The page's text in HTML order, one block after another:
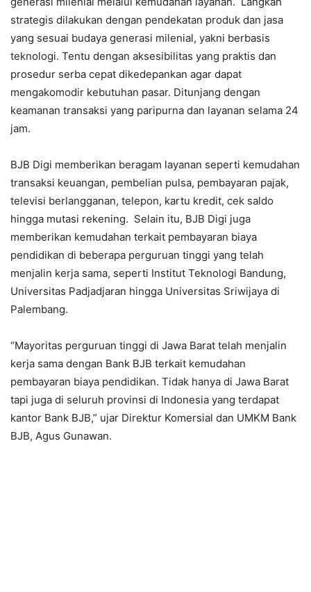
strategis dilakukan dengan pendekatan produk dan jasa
yang sesuai budaya generasi milenial, yakni berbasis
teknologi. Tentu dengan aksesibilitas yang praktis dan
prosedur serba cepat dikedepankan agar dapat
mengakomodir kebutuhan pasar. Ditunjang dengan
keamanan transaksi yang paripurna dan layanan selama 24
jam.
BJB Digi memberikan beragam layanan seperti kemudahan
transaksi keuangan, pembelian pulsa, pembayaran pajak,
televisi berlangganan, telepon, kartu kredit, cek saldo
hingga mutasi rekening. Selain itu, BJB Digi juga
memberikan kemudahan terkait pembayaran biaya
pendidikan di beberapa perguruan tinggi yang telah
menjalin kerja sama, seperti Institut Teknologi Bandung,
Universitas Padjadjaran hingga Universitas Sriwijaya di
Palembang.
“Mayoritas perguruan tinggi di Jawa Barat telah menjalin
kerja sama dengan Bank BJB terkait kemudahan
pembayaran biaya pendidikan. Tidak hanya di Jawa Barat
tapi juga di seluruh provinsi di Indonesia yang terdapat
kantor Bank BJB,” ujar Direktur Komersial dan UMKM Bank
BJB, Agus Gunawan.